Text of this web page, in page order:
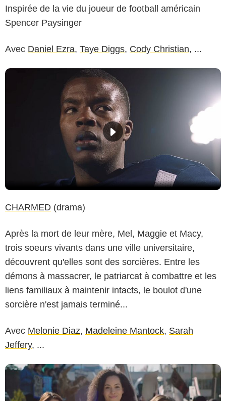
Inspirée de la vie du joueur de football américain
Spencer Paysinger
Avec Daniel Ezra, Taye Diggs, Cody Christian, ...
CHARMED (drama)
Après la mort de leur mère, Mel, Maggie et Macy,
trois soeurs vivants dans une ville universitaire,
découvrent qu'elles sont des sorcières. Entre les
démons à massacrer, le patriarcat à combattre et les
liens familiaux à maintenir intacts, le boulot d'une
sorcière n'est jamais terminé...
Avec Melonie Diaz, Madeleine Mantock, Sarah
Jeffery, ...